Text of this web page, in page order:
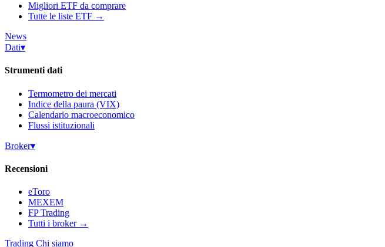
Migliori ETF da comprare
Tutte le liste ETF →
News
Dati▾
Strumenti dati
Termometro dei mercati
Indice della paura (VIX)
Calendario macroeconomico
Flussi istituzionali
Broker▾
Recensioni
eToro
MEXEM
FP Trading
Tutti i broker →
Trading Chi siamo